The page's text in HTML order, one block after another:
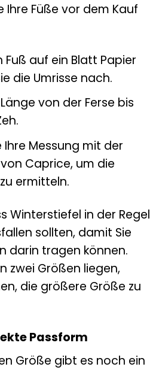
Ihre Füße vor dem Kauf
Fuß auf ein Blatt Papier
die Umrisse nach.
von der Ferse bis
Ihre Messung mit der
Caprice, um die
ermitteln.
Winterstiefel in der Regel
sollten, damit Sie
darin tragen können.
zwei Größen liegen,
die größere Größe zu
Passform
Größe gibt es noch ein